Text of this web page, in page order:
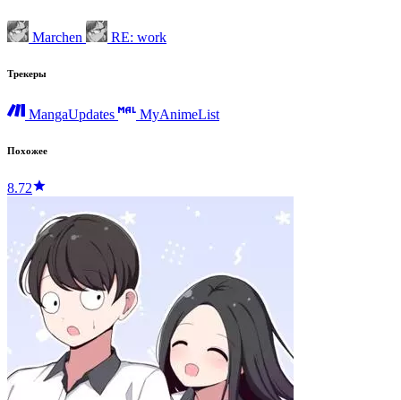
Marchen RE: work
Трекеры
MangaUpdates MyAnimeList
Похожее
8.72